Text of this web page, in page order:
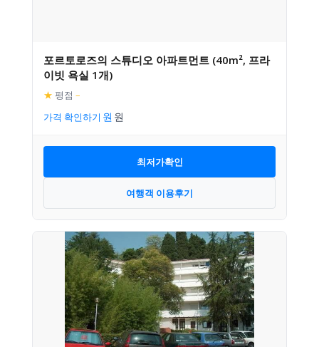
포르토로즈의 스튜디오 아파트먼트 (40m², 프라
이빗 욕실 1개)
★ 평점 –
가격 확인하기
최저가확인
여행객 이용후기